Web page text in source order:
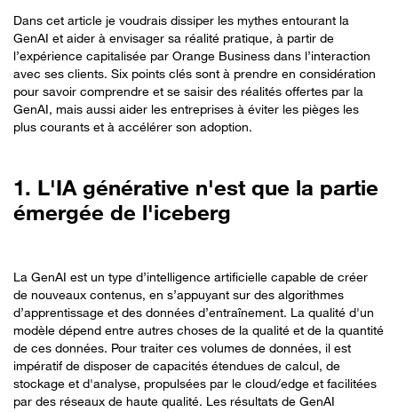
Dans cet article je voudrais dissiper les mythes entourant la
GenAI et aider à envisager sa réalité pratique, à partir de
l’expérience capitalisée par Orange Business dans l’interaction
avec ses clients. Six points clés sont à prendre en considération
pour savoir comprendre et se saisir des réalités offertes par la
GenAI, mais aussi aider les entreprises à éviter les pièges les
plus courants et à accélérer son adoption.
1. L'IA générative n'est que la partie
émergée de l'iceberg
La GenAI est un type d’intelligence artificielle capable de créer
de nouveaux contenus, en s’appuyant sur des algorithmes
d’apprentissage et des données d’entraînement. La qualité d'un
modèle dépend entre autres choses de la qualité et de la quantité
de ces données. Pour traiter ces volumes de données, il est
impératif de disposer de capacités étendues de calcul, de
stockage et d'analyse, propulsées par le cloud/edge et facilitées
par des réseaux de haute qualité. Les résultats de GenAI